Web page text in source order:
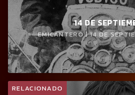
14 DE
EMICANTERO | 14 DE
RELACIONADO